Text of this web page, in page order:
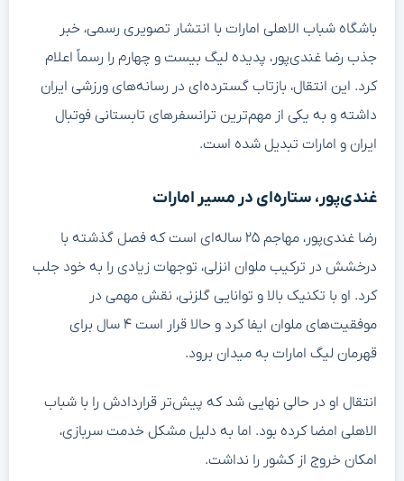
باشگاه شباب الاهلی امارات با انتشار تصویری رسمی، خبر
جذب رضا غندی‌پور، پدیده لیگ بیست و چهارم را رسماً اعلام
کرد. این انتقال، بازتاب گسترده‌ای در رسانه‌های ورزشی ایران
داشته و به یکی از مهم‌ترین ترانسفرهای تابستانی فوتبال
ایران و امارات تبدیل شده است.
غندی‌پور، ستاره‌ای در مسیر امارات
رضا غندی‌پور، مهاجم ۲۵ ساله‌ای است که فصل گذشته با
درخشش در ترکیب ملوان انزلی، توجهات زیادی را به خود جلب
کرد. او با تکنیک بالا و توانایی گلزنی، نقش مهمی در
موفقیت‌های ملوان ایفا کرد و حالا قرار است ۴ سال برای
قهرمان لیگ امارات به میدان برود.
انتقال او در حالی نهایی شد که پیش‌تر قراردادش را با شباب
الاهلی امضا کرده بود. اما به دلیل مشکل خدمت سربازی،
امکان خروج از کشور را نداشت.